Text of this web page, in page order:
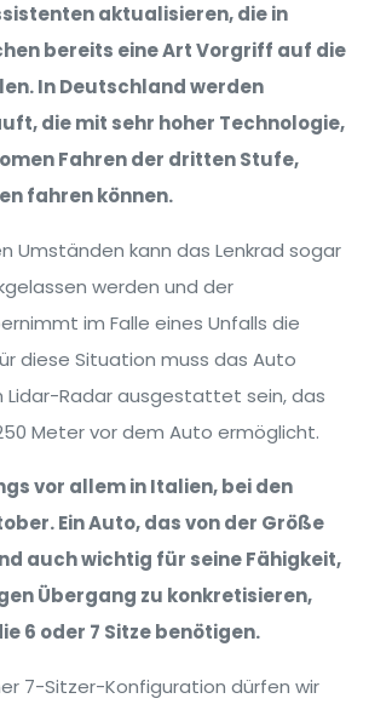
aktualisieren, die in
bereits eine Art Vorgriff auf die
In Deutschland werden
die mit sehr hoher Technologie,
Fahren der dritten Stufe,
fahren können.
Umständen kann das Lenkrad sogar
werden und der
im Falle eines Unfalls die
diese Situation muss das Auto
Radar ausgestattet sein, das
Meter vor dem Auto ermöglicht.
vor allem in Italien, bei den
Ein Auto, das von der Größe
auch wichtig für seine Fähigkeit,
Übergang zu konkretisieren,
6 oder 7 Sitze benötigen.
7-Sitzer-Konfiguration dürfen wir